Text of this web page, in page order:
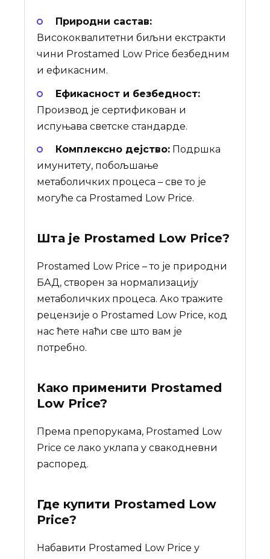
Природни састав:
Висококвалитетни биљни екстракти
чини Prostamed Low Price безбедним
и ефикасним.
Ефикасност и безбедност:
Производ је сертификован и
испуњава светске стандарде.
Комплексно дејство: Подршка
имунитету, побољшање
метаболичких процеса – све то је
могуће са Prostamed Low Price.
Шта је Prostamed Low Price?
Prostamed Low Price – то је природни
БАД, створен за нормализацију
метаболичких процеса. Ако тражите
рецензије о Prostamed Low Price, код
нас ћете наћи све што вам је
потребно.
Како применити Prostamed
Low Price?
Према препорукама, Prostamed Low
Price се лако уклапа у свакодневни
распоред.
Где купити Prostamed Low
Price?
Набавити Prostamed Low Price у